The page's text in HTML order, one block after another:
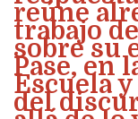
reúne
trabajo
sobre su
Pase, en
Escuela
del